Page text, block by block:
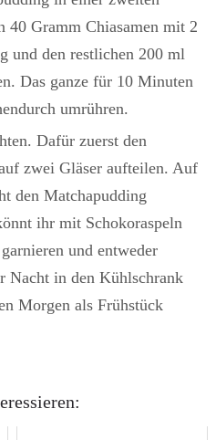
40 Gramm Chiasamen mit 2
und den restlichen 200 ml
Das ganze für 10 Minuten
umrühren.
zwei Gläser aufteilen. Auf
den Matchapudding
ihr mit Schokoraspeln
und entweder
Nacht in den Kühlschrank
Morgen als Frühstück